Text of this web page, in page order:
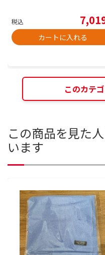
税込
カートに入れる
このカテ
この商品を見た
います